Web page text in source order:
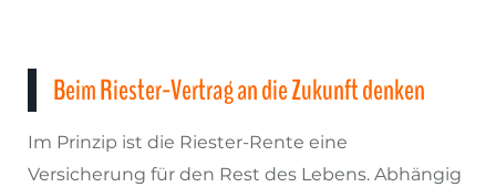
Beim Riester-Vertrag an die Zukunft denken
Im Prinzip ist die Riester-Rente eine
Versicherung für den Rest des Lebens. Abhängig